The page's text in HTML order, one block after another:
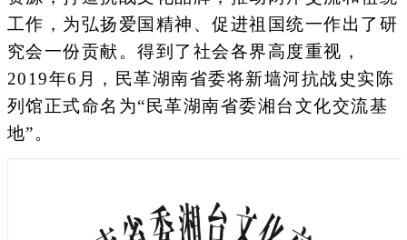
工作，为弘扬爱国精神、促进祖国统一作出了研
究会一份贡献。得到了社会各界高度重视，
2019年6月，民革湖南省委将新墙河抗战史实陈
列馆正式命名为“民革湖南省委湘台文化交流基
地”。